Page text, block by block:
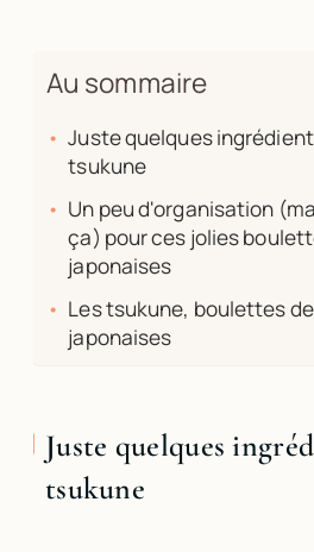
Au sommaire
Juste quelques
tsukune
Un peu d'organisation
ça) pour ces jolies
japonaises
Les tsukune, boulettes
japonaises
Juste quelques
tsukune